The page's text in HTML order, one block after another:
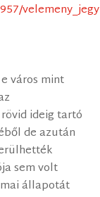
város mint
ideig tartó
de azután
sem volt
állapotát